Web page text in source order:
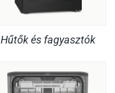
Hűtők és fagyasztók